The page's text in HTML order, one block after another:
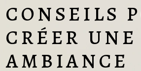
CONSEILS
CRÉER UNE
AMBIANCE